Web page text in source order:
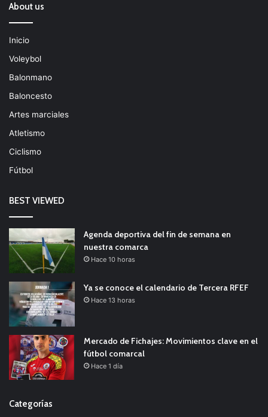
About us
Inicio
Voleybol
Balonmano
Baloncesto
Artes marciales
Atletismo
Ciclismo
Fútbol
BEST VIEWED
Agenda deportiva del fin de semana en
nuestra comarca
Hace 10 horas
Ya se conoce el calendario de Tercera RFEF
Hace 13 horas
Mercado de Fichajes: Movimientos clave en el
fútbol comarcal
Hace 1 día
Categorías